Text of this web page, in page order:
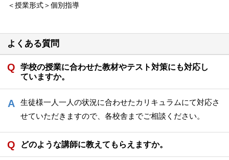
＜授業形式＞個別指導
よくある質問
学校の授業に合わせた教材やテスト対策にも対応し
ていますか。
生徒様一人一人の状況に合わせたカリキュラムにて対応さ
せていただきますので、各校舎までご相談ください。
どのような講師に教えてもらえますか。